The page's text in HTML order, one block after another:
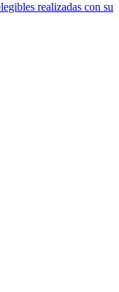
realizadas con su